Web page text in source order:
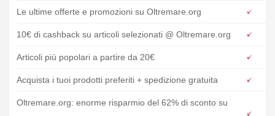
Le ultime offerte e promozioni su Oltremare.org
10€ di cashback su articoli selezionati @ Oltremare.org
Articoli più popolari a partire da 20€
Acquista i tuoi prodotti preferiti + spedizione gratuita
Oltremare.org: enorme risparmio del 62% di sconto su